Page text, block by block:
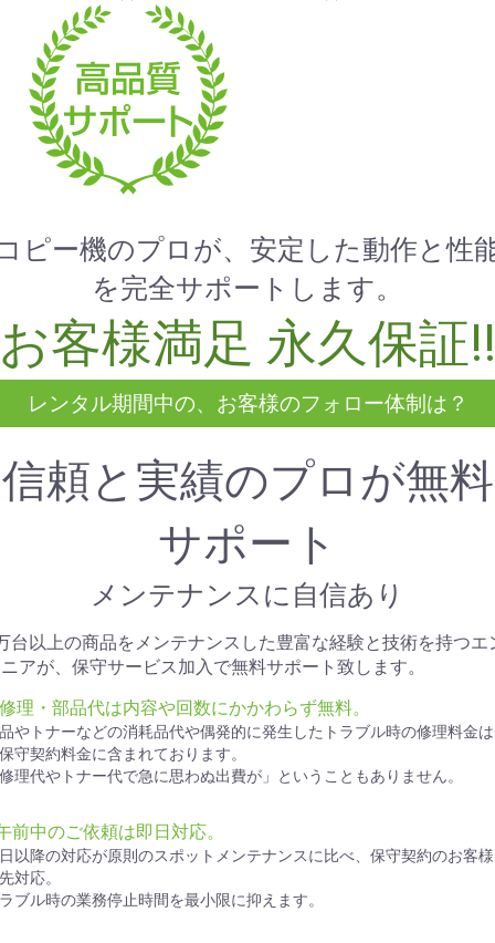
ピー機のプロが、安定した動作と性
を完全サポートします。
お客様満足 永久保証!!
レンタル期間中の、お客様のフォロー体制は？
信頼と実績のプロが無料
サポート
メンテナンスに自信あり
台以上の商品をメンテナンスした豊富な経験と技術を持つエ
アが、保守サービス加入で無料サポート致します。
理・部品代は内容や回数にかかわらず無料。
やトナーなどの消耗品代や偶発的に発生したトラブル時の修理料金
守契約料金に含まれております。
理代やトナー代で急に思わぬ出費が」ということもありません。
前中のご依頼は即日対応。
以降の対応が原則のスポットメンテナンスに比べ、保守契約のお客
対応。
ブル時の業務停止時間を最小限に抑えます。